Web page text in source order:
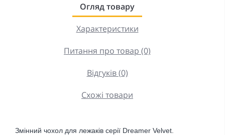
Огляд товару
Характеристики
Питання про товар (0)
Відгуків (0)
Схожі товари
Змінний чохол для лежаків серії Dreamer Velvet.